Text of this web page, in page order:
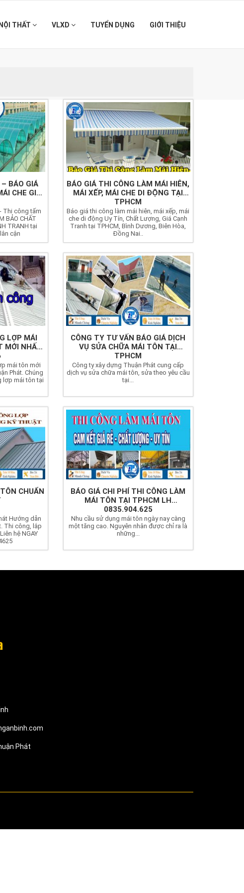
NỘI THẤT VLXD TUYỂN DỤNG GIỚI THIỆU
BÁO GIÁ
CHE GIÁ
Thi công tấm
BẢO CHẤT
TRANH tại
cận
BÁO GIÁ THI CÔNG LÀM MÁI HIÊN,
MÁI XẾP, MÁI CHE DI ĐỘNG TẠI
TPHCM
Báo giá thi công làm mái hiên, mái xếp, mái
che di động Uy Tín, Chất Lượng, Giá Cạnh
Tranh tại TPHCM, Bình Dương, Biên Hòa,
Đồng Nai..
LỢP MÁI
MỚI NHẤT
mái tôn mới
Phát. Chúng
lợp mái tôn tại
CÔNG TY TƯ VẤN BÁO GIÁ DỊCH
VỤ SỬA CHỮA MÁI TÔN TẠI
TPHCM
Công ty xây dựng Thuận Phát cung cấp
dịch vụ sửa chữa mái tôn, sửa theo yêu cầu
tại...
CHUẨN
Hướng dẫn
Thi công, lắp
hệ NGAY
BÁO GIÁ CHI PHÍ THI CÔNG LÀM
MÁI TÔN TẠI TPHCM LH
0835.904.625
Nhu cầu sử dụng mái tôn ngày nay càng
một tăng cao. Nguyên nhân được chỉ ra là
những...
Phát